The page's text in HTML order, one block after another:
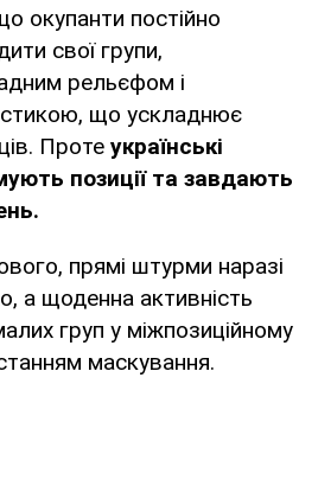
окупанти постійно
свої групи,
рельєфом і
що ускладнює
Проте українські
позиції та завдають
прямі штурми наразі
а щоденна активність
груп у міжпозиційному
маскування.